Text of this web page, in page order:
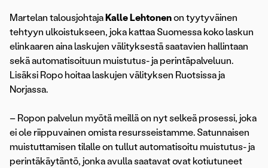
Martelan talousjohtaja Kalle Lehtonenon tyytyväinen
tehtyyn ulkoistukseen, joka kattaa Suomessa koko laskun
elinkaaren aina laskujen välityksestä saatavien hallintaan
sekä automatisoituun muistutus- ja perintäpalveluun.
Lisäksi Ropo hoitaa laskujen välityksen Ruotsissa ja
Norjassa.
– Ropon palvelun myötä meillä on nyt selkeä prosessi, joka
ei ole riippuvainen omista resursseistamme. Satunnaisen
muistuttamisen tilalle on tullut automatisoitu muistutus- ja
perintäkäytäntö, jonka avulla saatavat ovat kotiutuneet